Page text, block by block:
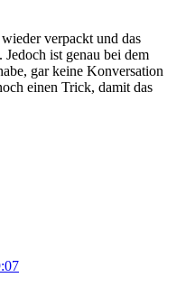
verpackt und das
ist genau bei dem
gar keine Konversation
einen Trick, damit das